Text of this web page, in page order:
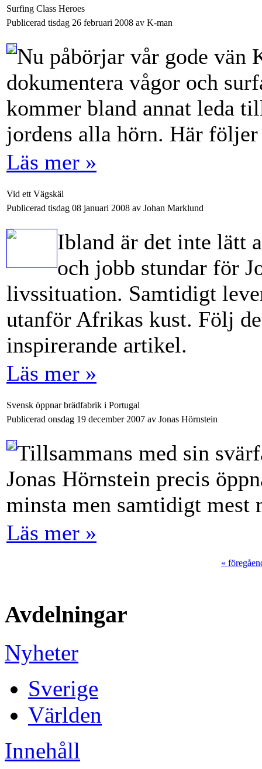
Surfing Class Heroes
Publicerad tisdag 26 februari 2008 av K-man
Nu påbörjar vår gode vän
dokumentera vågor och
kommer bland annat leda
jordens alla hörn. Här
Läs mer »
Vid ett Vägskäl
Publicerad tisdag 08 januari 2008 av Johan Marklund
Ibland är det inte lätt
och jobb stundar för
livssituation. Samtidigt
utanför Afrikas kust. Följ
inspirerande artikel.
Läs mer »
Svensk öppnar brädfabrik i Portugal
Publicerad onsdag 19 december 2007 av Jonas Hörnstein
Tillsammans med sin
Jonas Hörnstein precis
minsta men samtidigt mest
Läs mer »
«
Avdelningar
Nyheter
Sverige
Världen
Innehåll